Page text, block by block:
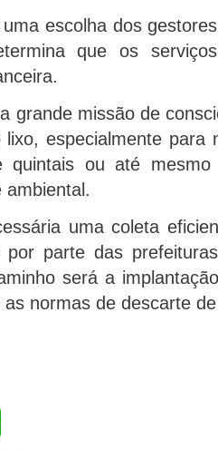
escolha dos
que os
grande missão de
especialmente para
quintais ou até
ambiental.
uma coleta
parte das
será a
normas de descarte